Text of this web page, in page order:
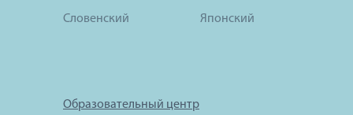
Словенский Японский
Образовательный центр